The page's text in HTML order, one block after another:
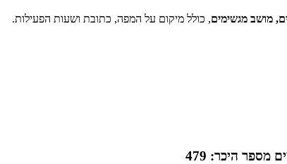
מושב מגשימים, כולל מיקום על המפה, כתובת ושעות הפעילות.
היכר: 479